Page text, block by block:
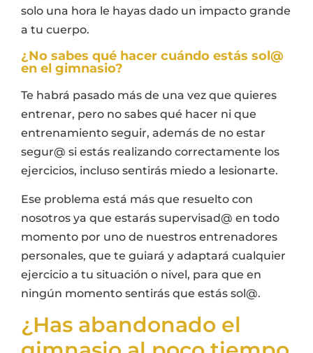
solo una hora le hayas dado un impacto grande
a tu cuerpo.
¿No sabes qué hacer cuándo estás sol@
en el gimnasio?
Te habrá pasado más de una vez que quieres
entrenar, pero no sabes qué hacer ni que
entrenamiento seguir, además de no estar
segur@ si estás realizando correctamente los
ejercicios, incluso sentirás miedo a lesionarte.
Ese problema está más que resuelto con
nosotros ya que estarás supervisad@ en todo
momento por uno de nuestros entrenadores
personales, que te guiará y adaptará cualquier
ejercicio a tu situación o nivel, para que en
ningún momento sentirás que estás sol@.
¿Has abandonado el